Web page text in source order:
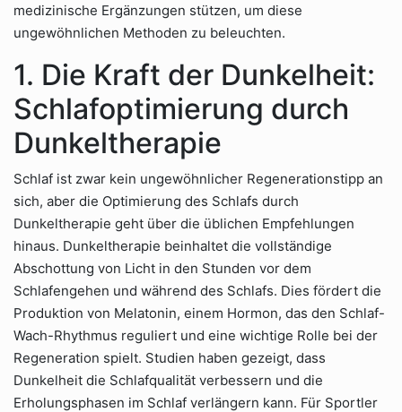
medizinische Ergänzungen stützen, um diese
ungewöhnlichen Methoden zu beleuchten.
1. Die Kraft der Dunkelheit:
Schlafoptimierung durch
Dunkeltherapie
Schlaf ist zwar kein ungewöhnlicher Regenerationstipp an
sich, aber die Optimierung des Schlafs durch
Dunkeltherapie geht über die üblichen Empfehlungen
hinaus. Dunkeltherapie beinhaltet die vollständige
Abschottung von Licht in den Stunden vor dem
Schlafengehen und während des Schlafs. Dies fördert die
Produktion von Melatonin, einem Hormon, das den Schlaf-
Wach-Rhythmus reguliert und eine wichtige Rolle bei der
Regeneration spielt. Studien haben gezeigt, dass
Dunkelheit die Schlafqualität verbessern und die
Erholungsphasen im Schlaf verlängern kann. Für Sportler